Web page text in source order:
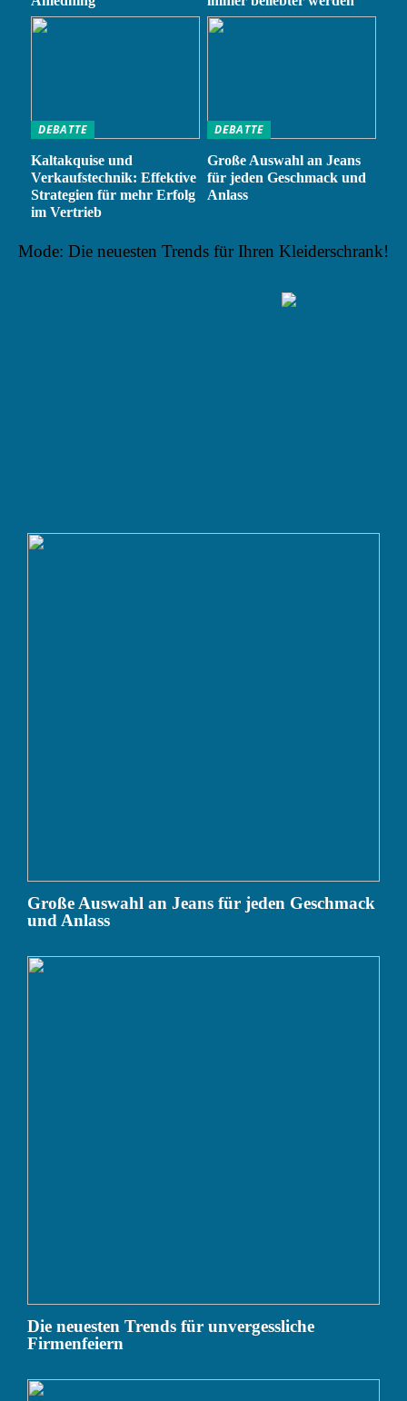
DEBATTE
Kaltakquise und
Verkaufstechnik: Effektive
Strategien für mehr Erfolg
im Vertrieb
DEBATTE
Große Auswahl an Jeans
für jeden Geschmack und
Anlass
Mode: Die neuesten Trends für Ihren Kleiderschrank!
Große Auswahl an Jeans für jeden Geschmack
und Anlass
Die neuesten Trends für unvergessliche
Firmenfeiern